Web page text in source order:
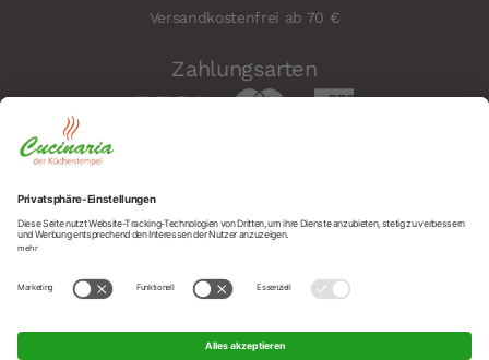
Versandkostenfrei ab 70 €
Zahlungsarten
Sicherheit